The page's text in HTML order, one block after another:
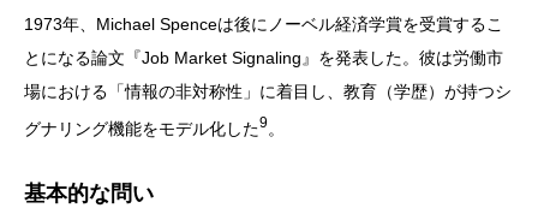
1973年、 Michael Spenceは後にノーベル経済学賞を受賞するこ
とになる論文『Job Market Signaling』を発表した。彼は労働市
場における「情報の非対称性」に着目し、教育（学歴）が持つシ
グナリング機能をモデル化した9。
基本的な問い